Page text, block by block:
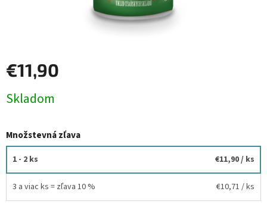
€11,90
cena:
Skladom
Množstevná zľava
1 - 2 ks €11,90/ ks
3 a viac ks = zľava 10 % €10,71 / ks